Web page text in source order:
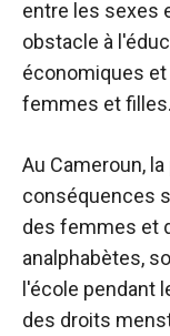
entre les sexes
obstacle à
économiques
femmes et filles.
Au Cameroun,
conséquences
des femmes et
analphabètes,
l'école pendant
des droits